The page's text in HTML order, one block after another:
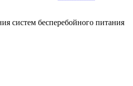
систем бесперебойного питания